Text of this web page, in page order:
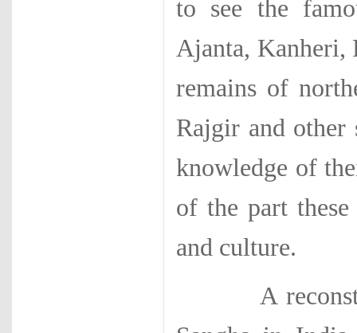
to see the
Ajanta, Kanheri,
remains of
Rajgir and other
knowledge of
of the part
and culture.
A